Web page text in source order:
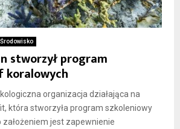
Środowisko
stworzył program
koralowych
organizacja działająca na
która stworzyła program szkoleniowy
założeniem jest zapewnienie